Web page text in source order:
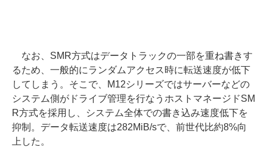
なお、SMR方式はデータトラックの一部を重ね書きす
るため、一般的にランダムアクセス時に転送速度が低下
してしまう。そこで、M12シリーズではサーバーなどの
システム側がドライブ管理を行なうホストマネージドSM
R方式を採用し、システム全体での書き込み速度低下を
抑制。データ転送速度は282MiB/sで、前世代比約8%向
上した。